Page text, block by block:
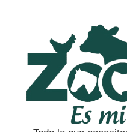
contenido